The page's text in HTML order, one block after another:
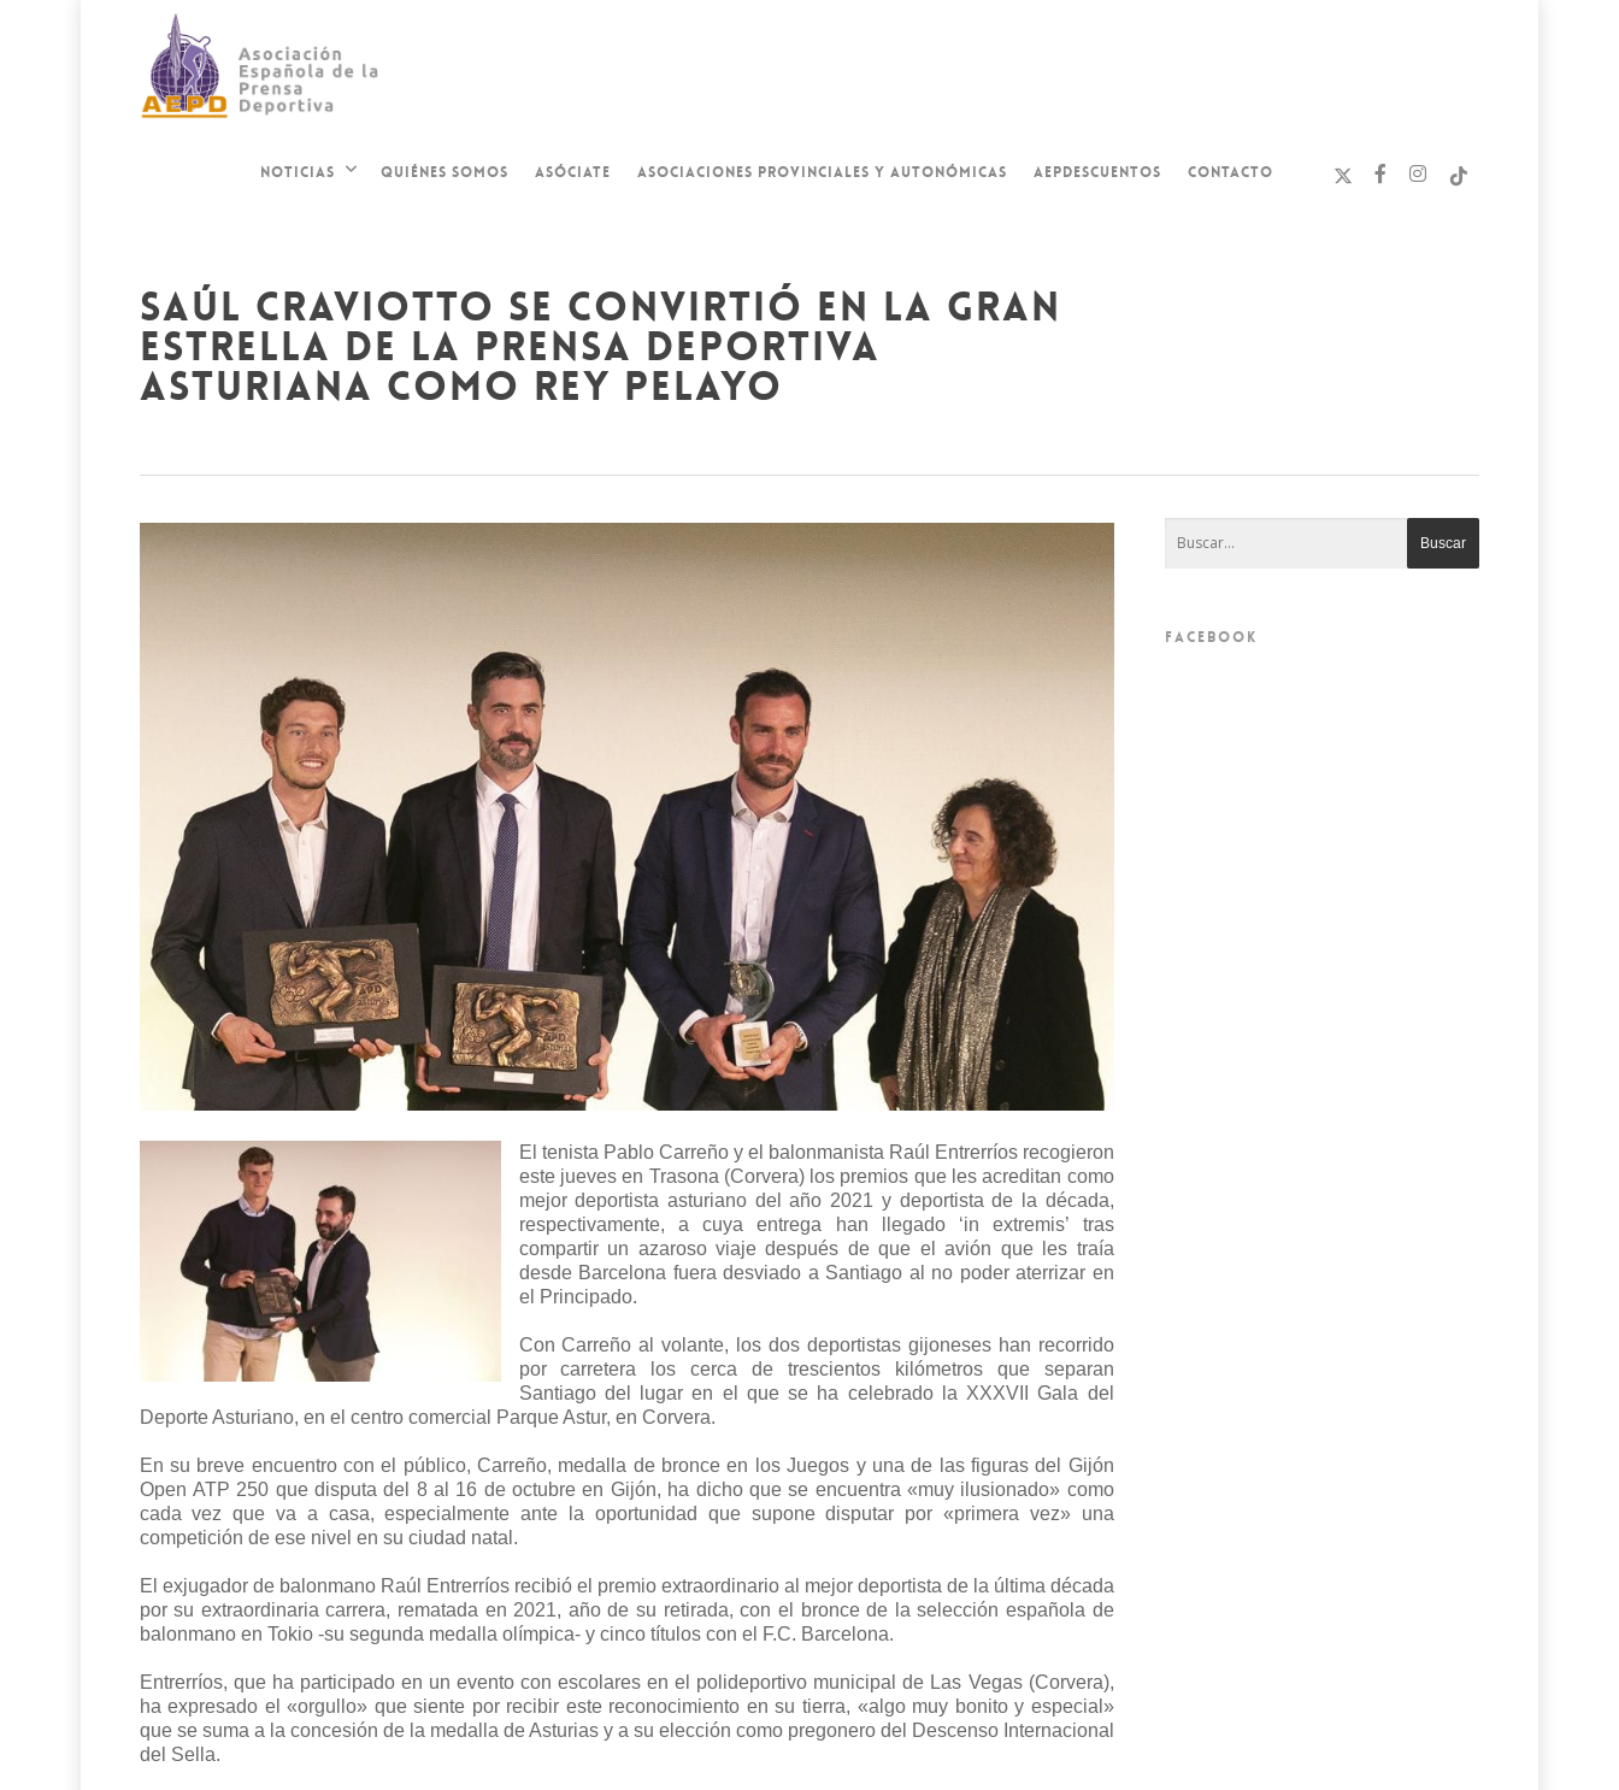
NOTICIAS QUIÉNES SOMOS ASÓCIATE ASOCIACIONES PROVINCIALES Y AUTONÓMICAS AEPDESCUENTOS CONTACTO
saúl craviotto se convirtió en la gran
estrella de la prensa deportiva
asturiana como rey pelayo
El tenista Pablo Carreño y el balonmanista Raúl Entrerríos recogieron
este jueves en Trasona (Corvera) los premios que les acreditan como
mejor deportista asturiano del año 2021 y deportista de la década,
respectivamente, a cuya entrega han llegado ‘in extremis’ tras
compartir un azaroso viaje después de que el avión que les traía
desde Barcelona fuera desviado a Santiago al no poder aterrizar en
el Principado.
Con Carreño al volante, los dos deportistas gijoneses han recorrido
por carretera los cerca de trescientos kilómetros que separan
Santiago del lugar en el que se ha celebrado la XXXVII Gala del
Deporte Asturiano, en el centro comercial Parque Astur, en Corvera.
En su breve encuentro con el público, Carreño, medalla de bronce en los Juegos y una de las figuras del Gijón
Open ATP 250 que disputa del 8 al 16 de octubre en Gijón, ha dicho que se encuentra «muy ilusionado» como
cada vez que va a casa, especialmente ante la oportunidad que supone disputar por «primera vez» una
competición de ese nivel en su ciudad natal.
El exjugador de balonmano Raúl Entrerríos recibió el premio extraordinario al mejor deportista de la última década
por su extraordinaria carrera, rematada en 2021, año de su retirada, con el bronce de la selección española de
balonmano en Tokio -su segunda medalla olímpica- y cinco títulos con el F.C. Barcelona.
Entrerríos, que ha participado en un evento con escolares en el polideportivo municipal de Las Vegas (Corvera),
ha expresado el «orgullo» que siente por recibir este reconocimiento en su tierra, «algo muy bonito y especial»
que se suma a la concesión de la medalla de Asturias y a su elección como pregonero del Descenso Internacional
del Sella.
FACEBOOK